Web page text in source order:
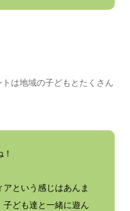
は地域の子どもとたくさん
アという感じはあんま
子ども達と一緒に遊ん